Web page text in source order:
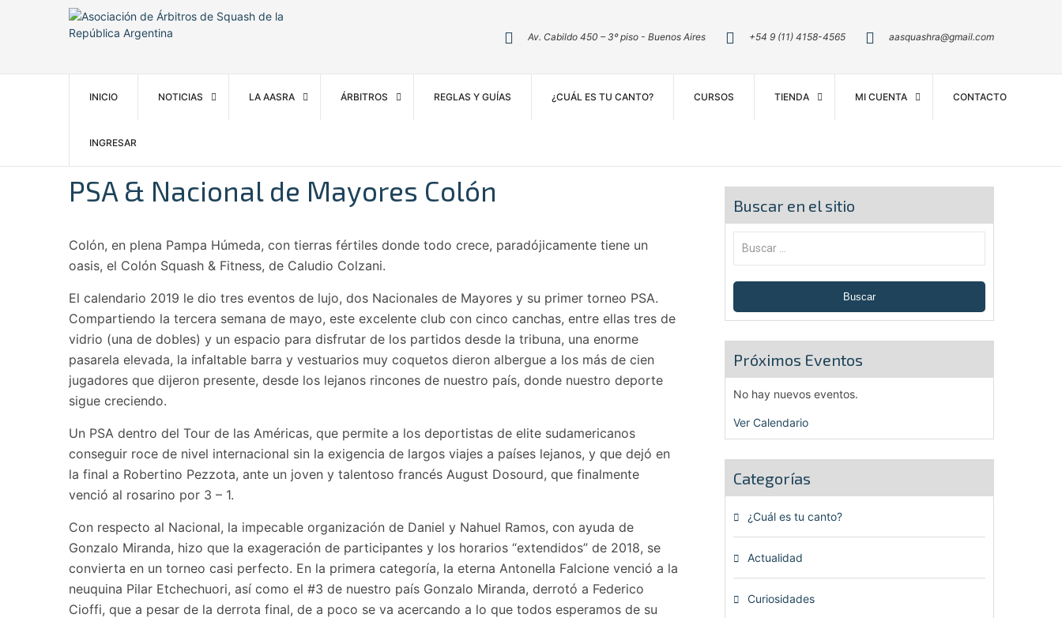
Av. Cabildo 450 – 3º piso - Buenos Aires +54 9 (11) 4158-4565 aasquashra@gmail.com
INICIO NOTICIAS LA AASRA ÁRBITROS REGLAS Y GUÍAS ¿CUÁL ES TU CANTO? CURSOS TIENDA MI CUENTA CONTACTO
INGRESAR
PSA & Nacional de Mayores Colón
Colón, en plena Pampa Húmeda, con tierras fértiles donde todo crece, paradójicamente tiene un
oasis, el Colón Squash & Fitness, de Caludio Colzani.
El calendario 2019 le dio tres eventos de lujo, dos Nacionales de Mayores y su primer torneo PSA.
Compartiendo la tercera semana de mayo, este excelente club con cinco canchas, entre ellas tres de
vidrio (una de dobles) y un espacio para disfrutar de los partidos desde la tribuna, una enorme
pasarela elevada, la infaltable barra y vestuarios muy coquetos dieron albergue a los más de cien
jugadores que dijeron presente, desde los lejanos rincones de nuestro país, donde nuestro deporte
sigue creciendo.
Un PSA dentro del Tour de las Américas, que permite a los deportistas de elite sudamericanos
conseguir roce de nivel internacional sin la exigencia de largos viajes a países lejanos, y que dejó en
la final a Robertino Pezzota, ante un joven y talentoso francés August Dosourd, que finalmente
venció al rosarino por 3 – 1.
Con respecto al Nacional, la impecable organización de Daniel y Nahuel Ramos, con ayuda de
Gonzalo Miranda, hizo que la exageración de participantes y los horarios “extendidos” de 2018, se
convierta en un torneo casi perfecto. En la primera categoría, la eterna Antonella Falcione venció a la
neuquina Pilar Etchechuori, así como el #3 de nuestro país Gonzalo Miranda, derrotó a Federico
Cioffi, que a pesar de la derrota final, de a poco se va acercando a lo que todos esperamos de su
Buscar en el sitio
Próximos Eventos
No hay nuevos eventos.
Ver Calendario
Categorías
¿Cuál es tu canto?
Actualidad
Curiosidades